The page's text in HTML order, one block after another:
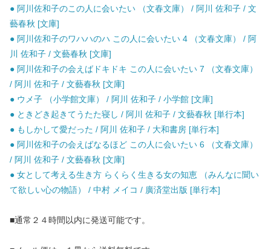
● 阿川佐和子のこの人に会いたい （文春文庫） / 阿川 佐和子 / 文
藝春秋 [文庫]
● 阿川佐和子のワハハのハ この人に会いたい 4 （文春文庫） / 阿
川 佐和子 / 文藝春秋 [文庫]
● 阿川佐和子の会えばドキドキ この人に会いたい 7 （文春文庫）
/ 阿川 佐和子 / 文藝春秋 [文庫]
● ウメ子 （小学館文庫） / 阿川 佐和子 / 小学館 [文庫]
● ときどき起きてうたた寝し / 阿川 佐和子 / 文藝春秋 [単行本]
● もしかして愛だった / 阿川 佐和子 / 大和書房 [単行本]
● 阿川佐和子の会えばなるほど この人に会いたい 6 （文春文庫）
/ 阿川 佐和子 / 文藝春秋 [文庫]
● 女として考える生き方 らくらく生きる女の知恵 （みんなに聞い
て欲しい心の物語） / 中村 メイコ / 廣済堂出版 [単行本]
■通常２４時間以内に発送可能です。